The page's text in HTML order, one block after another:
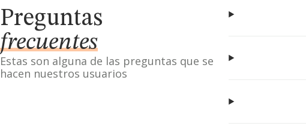
Preguntas
frecuentes
Estas son alguna de las preguntas que se
hacen nuestros usuarios